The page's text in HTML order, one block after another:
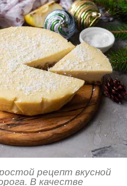
рецепт вкусной
В качестве